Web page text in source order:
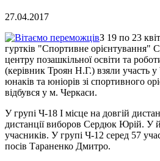
27.04.2017
З 19 по 23
гуртків "Спортивне орієнтування"
центру позашкільної освіти та
(керівник Троян Н.Г.) взяли участь у
юнаків та юніорів зі спортивного
відбувся у м. Черкаси.
У групі Ч-18 І місце на довгій
дистанції виборов Сердюк Юрій. У
учасників. У групі Ч-12 серед 57
посів Тараненко Дмитро.